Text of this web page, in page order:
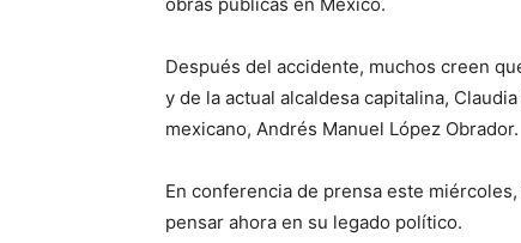
Después del accidente, muchos creen
y de la actual alcaldesa capitalina,
mexicano, Andrés Manuel López Obrador.
En conferencia de prensa este
pensar ahora en su legado político.